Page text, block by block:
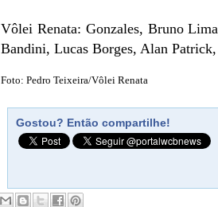
Vôlei Renata: Gonzales, Bruno
Bandini, Lucas Borges, Alan
Foto: Pedro Teixeira/Vôlei Renata
Gostou? Então compartilhe!